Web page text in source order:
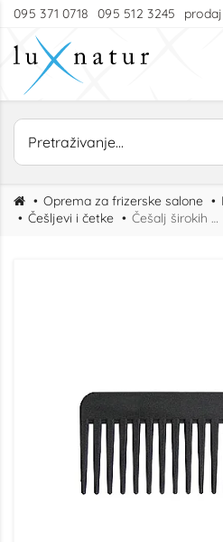
095 371 0718 095 512 3245
Oprema za frizerske salone
Češljevi i četke
Češalj širokih zubaca